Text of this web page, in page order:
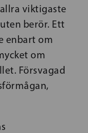
viktigaste
berör. Ett
enbart om
om
Försvagad